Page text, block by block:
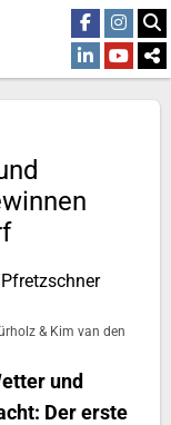
& Kim van den
und
Der erste